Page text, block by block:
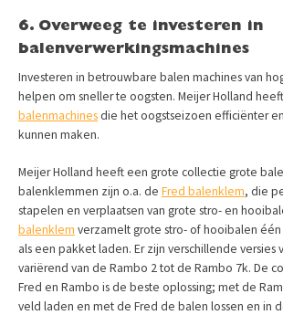
6. Overweeg te investeren in
balenverwerkingsmachines
Investeren in betrouwbare balen machines van
helpen om sneller te oogsten. Meijer Holland
balenmachinesdie het oogstseizoen efficiënter
kunnen maken.
Meijer Holland heeft een grote collectie grote
balenklemmen zijn o.a. de Fred balenklem, die
stapelen en verplaatsen van grote stro- en
balenklem verzamelt grote stro- of hooibalen
als een pakket laden. Er zijn verschillende versies
variërend van de Rambo 2 tot de Rambo 7k. De
Fred en Rambo is de beste oplossing; met de
veld laden en met de Fred de balen lossen en in